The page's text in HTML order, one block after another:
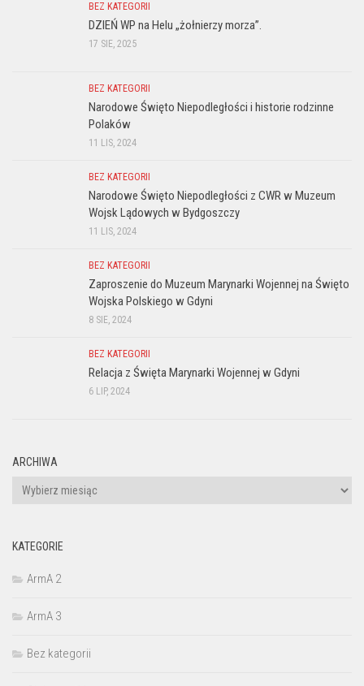
BEZ KATEGORII
DZIEŃ WP na Helu „żołnierzy morza”.
17 SIE, 2025
BEZ KATEGORII
Narodowe Święto Niepodległości i historie rodzinne
Polaków
11 LIS, 2024
BEZ KATEGORII
Narodowe Święto Niepodległości z CWR w Muzeum
Wojsk Lądowych w Bydgoszczy
11 LIS, 2024
BEZ KATEGORII
Zaproszenie do Muzeum Marynarki Wojennej na Święto
Wojska Polskiego w Gdyni
8 SIE, 2024
BEZ KATEGORII
Relacja z Święta Marynarki Wojennej w Gdyni
6 LIP, 2024
ARCHIWA
Archiwa
KATEGORIE
ArmA 2
ArmA 3
Bez kategorii